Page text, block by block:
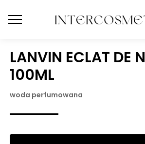
LANVIN ECLAT DE
100ML
woda perfumowana